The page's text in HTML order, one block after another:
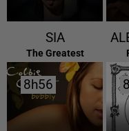
SIA
The Greatest
8h56
8h56